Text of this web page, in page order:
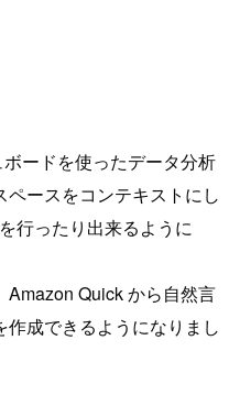
ードを使ったデータ分析
ースをコンテキストにし
行ったり出来るように
Amazon Quick から自然言
成できるようになりまし